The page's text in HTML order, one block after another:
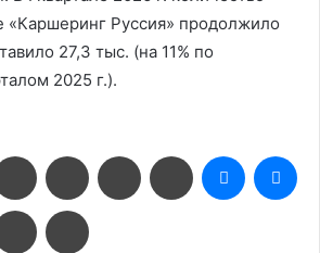
«Каршеринг Руссия» продолжило
27,3 тыс. (на 11% по
2025 г.).
Pinterest Reddit ВконтактеОдноклассники
Messenger
Поделиться
через